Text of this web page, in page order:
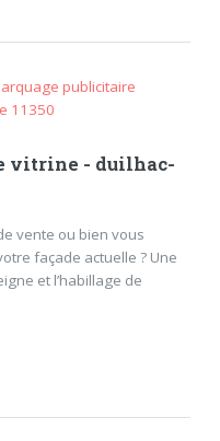
vitrine - duilhac-
vente ou bien vous
façade actuelle ? Une
et l’habillage de